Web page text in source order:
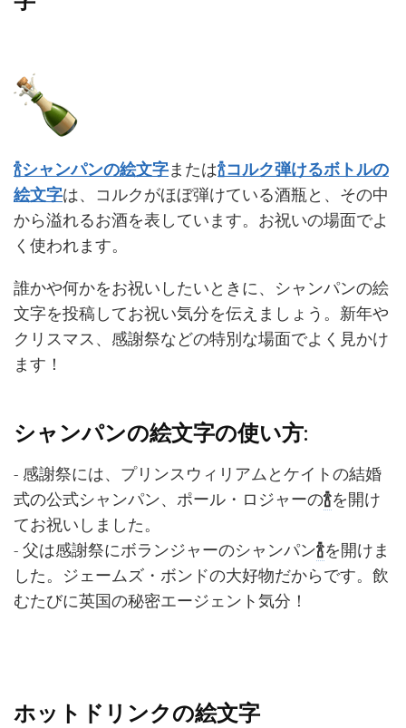
🍾シャンパンの絵文字または🍾コルク弾けるボトルの
絵文字は、コルクがほぼ弾けている酒瓶と、その中
から溢れるお酒を表しています。お祝いの場面でよ
く使われます。
誰かや何かをお祝いしたいときに、シャンパンの絵
文字を投稿してお祝い気分を伝えましょう。新年や
クリスマス、感謝祭などの特別な場面でよく見かけ
ます！
シャンパンの絵文字の使い方:
- 感謝祭には、プリンスウィリアムとケイトの結婚
式の公式シャンパン、ポール・ロジャーの🍾を開け
てお祝いしました。
- 父は感謝祭にボランジャーのシャンパン🍾を開けま
した。ジェームズ・ボンドの大好物だからです。飲
むたびに英国の秘密エージェント気分！
ホットドリンクの絵文字